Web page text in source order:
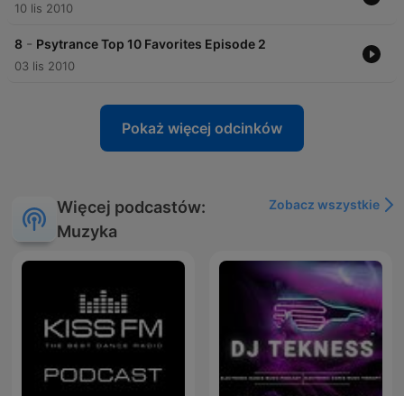
10 lis 2010
8 - Psytrance Top 10 Favorites Episode 2
03 lis 2010
Pokaż więcej odcinków
Więcej podcastów:
Muzyka
Zobacz wszystkie